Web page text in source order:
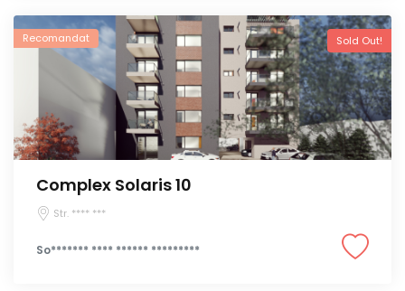
Recomandat Sold Out!
Complex Solaris 10
Str. **** ***
So******* **** ****** *********